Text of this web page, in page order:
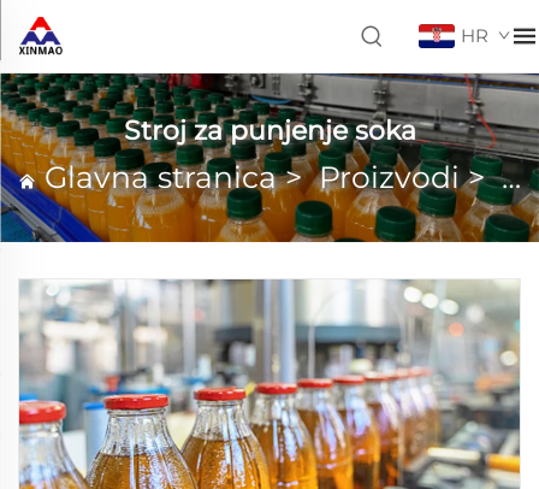
HR
Stroj za punjenje soka
Glavna stranica>Proizvodi>